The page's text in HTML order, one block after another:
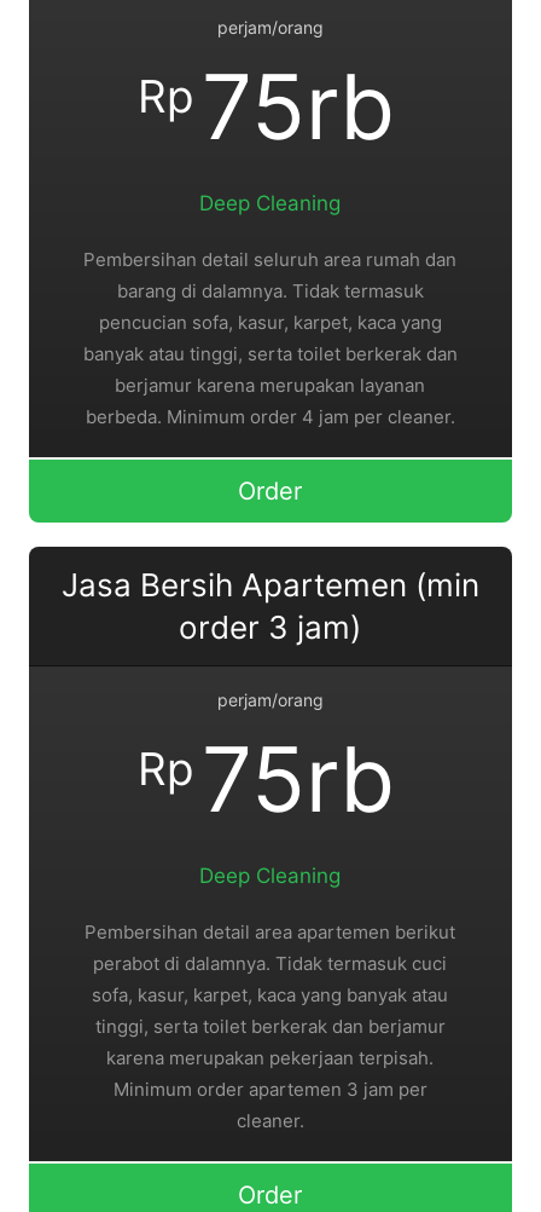
perjam/orang
Rp 75rb
Deep Cleaning
Pembersihan detail seluruh area rumah dan
barang di dalamnya. Tidak termasuk
pencucian sofa, kasur, karpet, kaca yang
banyak atau tinggi, serta toilet berkerak dan
berjamur karena merupakan layanan
berbeda. Minimum order 4 jam per cleaner.
Order
Jasa Bersih Apartemen (min
order 3 jam)
perjam/orang
Rp 75rb
Deep Cleaning
Pembersihan detail area apartemen berikut
perabot di dalamnya. Tidak termasuk cuci
sofa, kasur, karpet, kaca yang banyak atau
tinggi, serta toilet berkerak dan berjamur
karena merupakan pekerjaan terpisah.
Minimum order apartemen 3 jam per
cleaner.
Order